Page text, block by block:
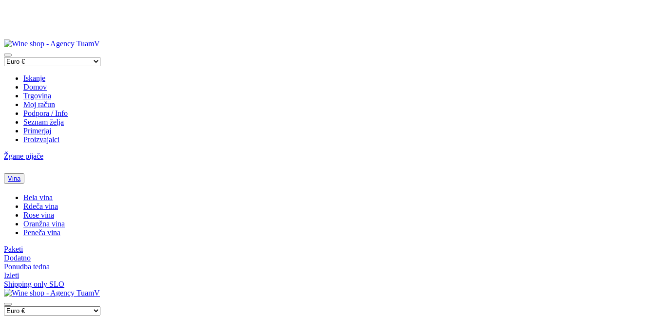
Iskanje
Domov
Trgovina
Moj račun
Podpora / Info
Seznam želja
Primerjaj
Proizvajalci
Žgane pijače
Vina
Bela vina
Rdeča vina
Rose vina
Oranžna vina
Peneča vina
Paketi
Dodatno
Ponudba tedna
Izleti
Shipping only SLO